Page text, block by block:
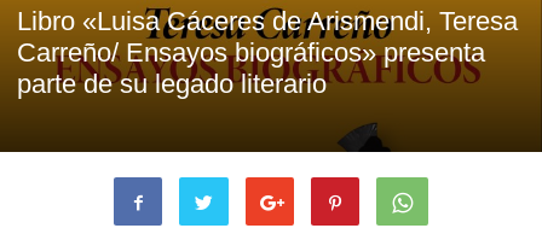
Libro «Luisa Cáceres de Arismendi, Teresa
Carreño/ Ensayos biográficos» presenta
parte de su legado literario